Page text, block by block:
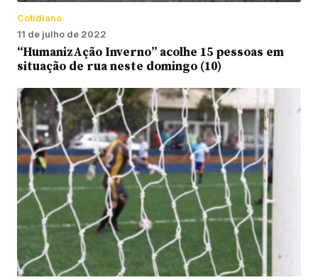
Cotidiano
11 de julho de 2022
“HumanizAção Inverno” acolhe 15 pessoas em
situação de rua neste domingo (10)